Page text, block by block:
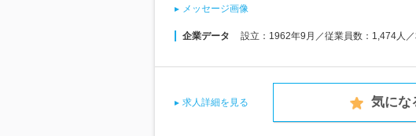
メッセージ画像
企業データ 設立：1962年9月／従業員数：1,474人
求人詳細を見る 気にな